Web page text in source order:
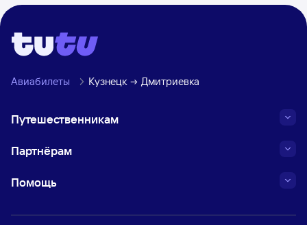
Авиабилеты Кузнецк Дмитриевка
Путешественникам
Партнёрам
Помощь